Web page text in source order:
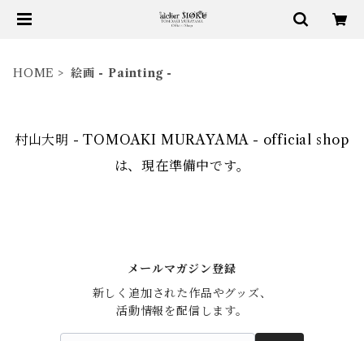
HOME 絵画 - Painting -
村山大明 - TOMOAKI MURAYAMA - official shop
は、現在準備中です。
メールマガジン登録
新しく追加された作品やグッズ、
活動情報を配信します。